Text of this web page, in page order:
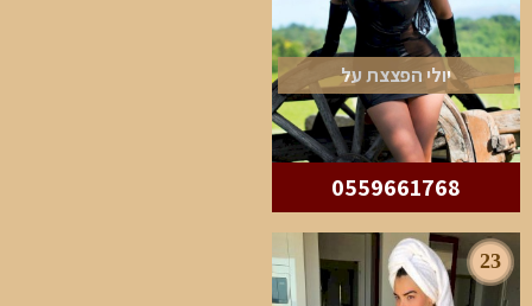
יולי הפצצת על
0559661768
23